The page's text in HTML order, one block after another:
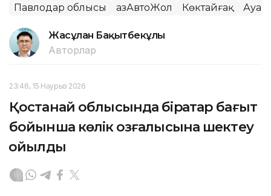
Павлодар облысы ҚазАвтоЖол Көктайғақ Ауа
Жасұлан Бақытбекұлы
Авторлар
23:46, 15 Наурыз 2026
Қостанай облысында бірқатар бағыт
бойынша көлік қозғалысына шектеу
қойылды